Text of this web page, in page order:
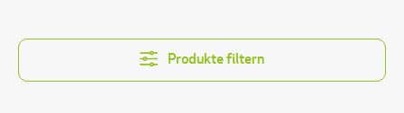
Produkte filtern